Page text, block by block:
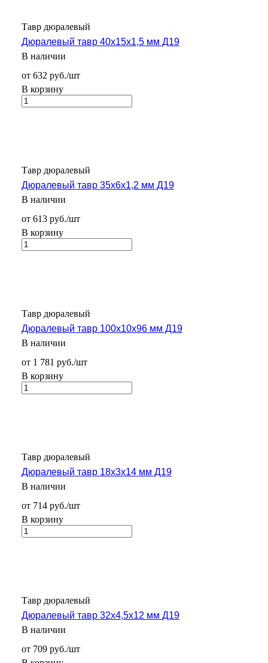
Тавр дюралевый
Дюралевый тавр 40х15х1,5 мм Д19
В наличии
от 632 руб./шт
В корзину
Тавр дюралевый
Дюралевый тавр 35х6х1,2 мм Д19
В наличии
от 613 руб./шт
В корзину
Тавр дюралевый
Дюралевый тавр 100х10х96 мм Д19
В наличии
от 1 781 руб./шт
В корзину
Тавр дюралевый
Дюралевый тавр 18х3х14 мм Д19
В наличии
от 714 руб./шт
В корзину
Тавр дюралевый
Дюралевый тавр 32х4,5х12 мм Д19
В наличии
от 709 руб./шт